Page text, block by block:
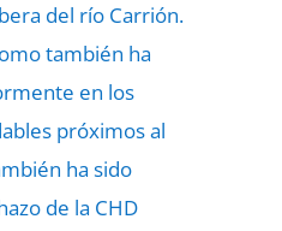
del río Carrión.
también ha
en los
próximos al
ha sido
de la CHD